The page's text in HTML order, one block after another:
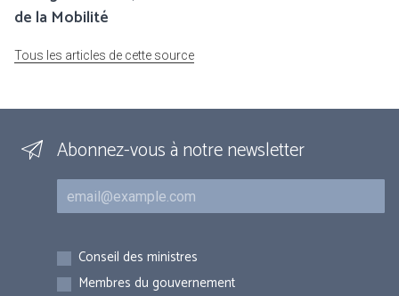
de la Mobilité
Tous les articles de cette source
Abonnez-vous à notre newsletter
Courriel
Inscriptions
Conseil des ministres
Membres du gouvernement